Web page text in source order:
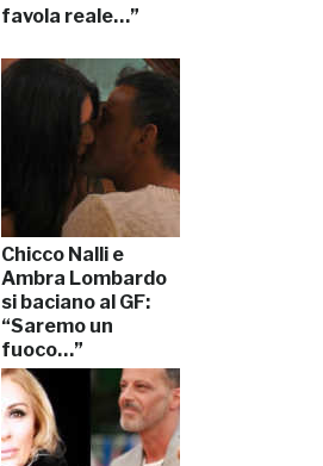
favola reale…”
Chicco Nalli e
Ambra Lombardo
si baciano al GF:
“Saremo un
fuoco…”